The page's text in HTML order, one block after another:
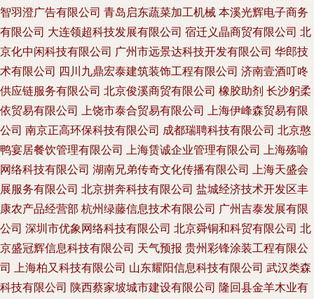
智羽澄广告有限公司 青岛启东蔬菜加工机械 本溪光辉电子商务
有限公司 大连领超科技发展有限公司 宿迁义晶商贸有限公司 北
京化中闲科技有限公司 广州市远景达科技开发有限公司 华郎技
术有限公司 四川九鼎宏泰建筑装饰工程有限公司 济南壹酒叮咚
供应链服务有限公司 北京俊溪商贸有限公司 橡胶助剂 长沙躬柔
依贸易有限公司
上饶市泰合贸易有限公司
上海伊峰森贸易有限
公司 南京正高环保科技有限公司 成都瑞聘科技有限公司 北京憨
鸭宴居餐饮管理有限公司
上海赁诚企业管理有限公司
上海殇喻
网络科技有限公司 湖南兄弟传奇文化传播有限公司
上海天盛会
展服务有限公司 北京拼奔科技有限公司 盐城经济技术开发区丰
康农产品经营部 杭州绿藤信息技术有限公司 广州吉泰发展有限
公司 深圳市优象网络科技有限公司 北京舜铜和科贸有限公司 北
京盛冠辉信息科技有限公司 天气预报 贵州彩锋涂装工程有限公
司
上海柏又科技有限公司 山东耀阳信息科技有限公司 武汉类森
科技有限公司 陕西蔡家坡城市建设有限公司 隆回县金羊木业有